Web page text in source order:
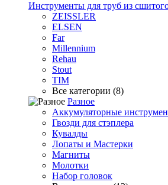
Инструменты для труб из
ZEISSLER
ELSEN
Far
Millennium
Rehau
Stout
TIM
Все категории (8)
Разное
Аккумуляторные
Гвозди для стэплера
Кувалды
Лопаты и Мастерки
Магниты
Молотки
Набор головок